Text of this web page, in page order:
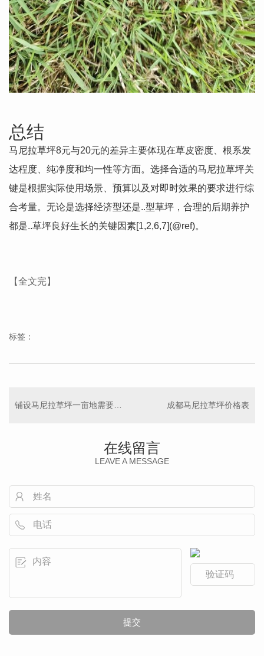
总结
马尼拉草坪8元与20元的差异主要体现在草皮密度、根系发
达程度、纯净度和均一性等方面。选择合适的马尼拉草坪关
键是根据实际使用场景、预算以及对即时效果的要求进行综
合考量。无论是选择经济型还是..型草坪，合理的后期养护
都是..草坪良好生长的关键因素[1,2,6,7](@ref)。
【全文完】
标签：
成都马尼拉草坪价格表
在线留言
LEAVE A MESSAGE